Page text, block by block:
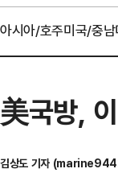
아시아/호주미국/중남
美국방,
김상도 기자